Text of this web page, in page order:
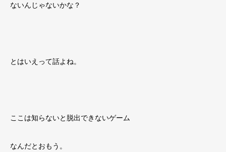
ないんじゃないかな？
とはいえって話よね。
ここは知らないと脱出できないゲーム
なんだとおもう。